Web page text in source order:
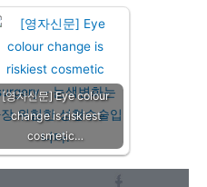
[영자신문] Eye colour
change is riskiest
cosmetic…